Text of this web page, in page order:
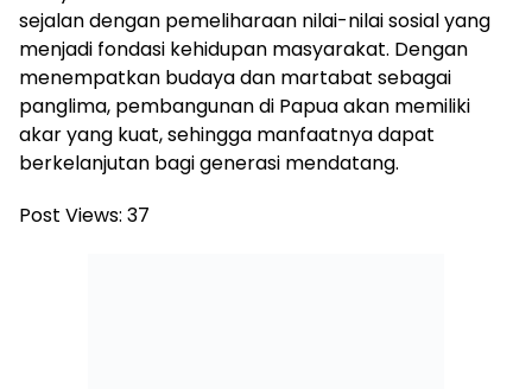
sejalan dengan pemeliharaan nilai-nilai sosial yang
menjadi fondasi kehidupan masyarakat. Dengan
menempatkan budaya dan martabat sebagai
panglima, pembangunan di Papua akan memiliki
akar yang kuat, sehingga manfaatnya dapat
berkelanjutan bagi generasi mendatang.
Post Views: 37